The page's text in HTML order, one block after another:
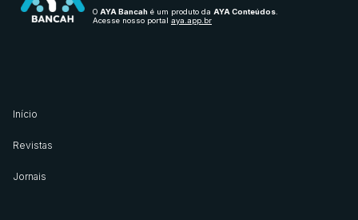
O AYA Bancah é um produto da AYA Conteúdos
Acesse nosso portal aya.app.br
Início
Revistas
Jornais